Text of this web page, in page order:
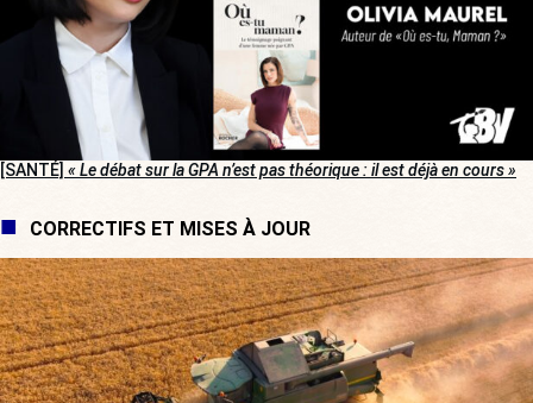
[SANTÉ] « Le débat sur la GPA n’est pas théorique : il est déjà en cours »
CORRECTIFS ET MISES À JOUR